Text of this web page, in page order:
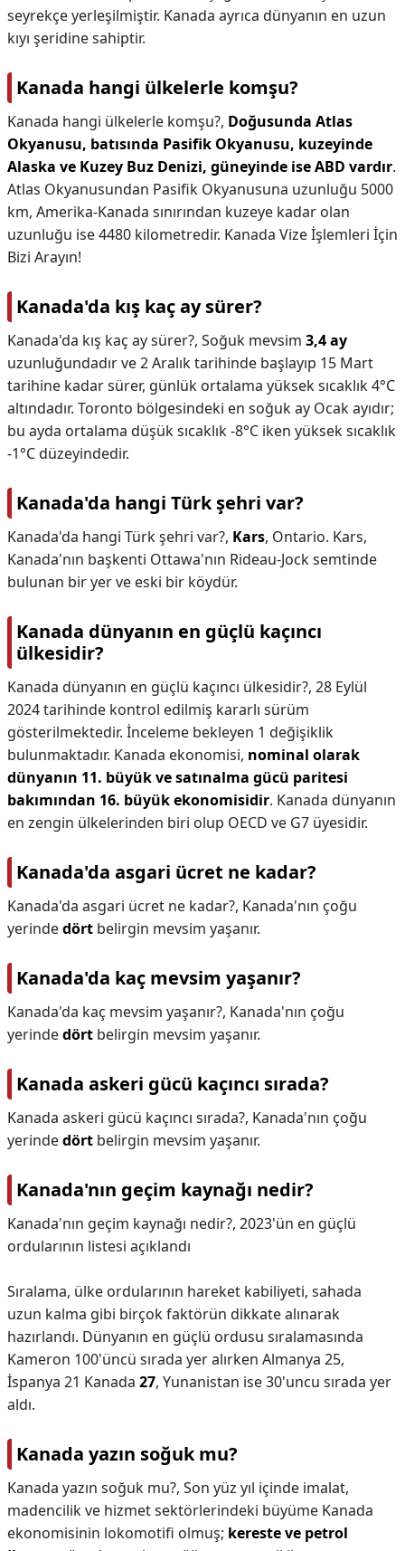
seyrekçe yerleşilmiştir. Kanada ayrıca dünyanın en uzun
kıyı şeridine sahiptir.
Kanada hangi ülkelerle komşu?
Kanada hangi ülkelerle komşu?, Doğusunda Atlas
Okyanusu, batısında Pasifik Okyanusu, kuzeyinde
Alaska ve Kuzey Buz Denizi, güneyinde ise ABD vardır.
Atlas Okyanusundan Pasifik Okyanusuna uzunluğu 5000
km, Amerika-Kanada sınırından kuzeye kadar olan
uzunluğu ise 4480 kilometredir. Kanada Vize İşlemleri İçin
Bizi Arayın!
Kanada'da kış kaç ay sürer?
Kanada'da kış kaç ay sürer?, Soğuk mevsim 3,4 ay
uzunluğundadır ve 2 Aralık tarihinde başlayıp 15 Mart
tarihine kadar sürer, günlük ortalama yüksek sıcaklık 4°C
altındadır. Toronto bölgesindeki en soğuk ay Ocak ayıdır;
bu ayda ortalama düşük sıcaklık -8°C iken yüksek sıcaklık
-1°C düzeyindedir.
Kanada'da hangi Türk şehri var?
Kanada'da hangi Türk şehri var?, Kars, Ontario. Kars,
Kanada'nın başkenti Ottawa'nın Rideau-Jock semtinde
bulunan bir yer ve eski bir köydür.
Kanada dünyanın en güçlü kaçıncı
ülkesidir?
Kanada dünyanın en güçlü kaçıncı ülkesidir?, 28 Eylül
2024 tarihinde kontrol edilmiş kararlı sürüm
gösterilmektedir. İnceleme bekleyen 1 değişiklik
bulunmaktadır. Kanada ekonomisi, nominal olarak
dünyanın 11. büyük ve satınalma gücü paritesi
bakımından 16. büyük ekonomisidir. Kanada dünyanın
en zengin ülkelerinden biri olup OECD ve G7 üyesidir.
Kanada'da asgari ücret ne kadar?
Kanada'da asgari ücret ne kadar?, Kanada'nın çoğu
yerindedört belirgin mevsim yaşanır.
Kanada'da kaç mevsim yaşanır?
Kanada'da kaç mevsim yaşanır?, Kanada'nın çoğu
yerindedört belirgin mevsim yaşanır.
Kanada askeri gücü kaçıncı sırada?
Kanada askeri gücü kaçıncı sırada?, Kanada'nın çoğu
yerindedört belirgin mevsim yaşanır.
Kanada'nın geçim kaynağı nedir?
Kanada'nın geçim kaynağı nedir?, 2023'ün en güçlü
ordularının listesi açıklandı
Sıralama, ülke ordularının hareket kabiliyeti, sahada
uzun kalma gibi birçok faktörün dikkate alınarak
hazırlandı. Dünyanın en güçlü ordusu sıralamasında
Kameron 100'üncü sırada yer alırken Almanya 25,
İspanya 21 Kanada 27, Yunanistan ise 30'uncu sırada yer
aldı.
Kanada yazın soğuk mu?
Kanada yazın soğuk mu?, Son yüz yıl içinde imalat,
madencilik ve hizmet sektörlerindeki büyüme Kanada
ekonomisinin lokomotifi olmuş; kereste ve petrol